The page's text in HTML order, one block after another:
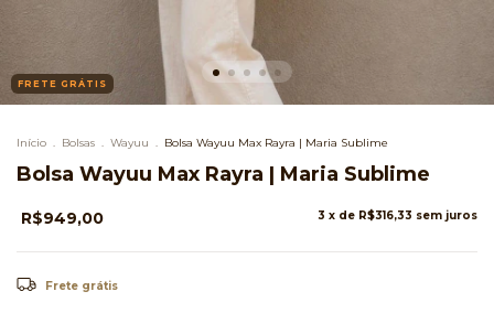
FRETE GRÁTIS
Início . Bolsas . Wayuu . Bolsa Wayuu Max Rayra | Maria Sublime
Bolsa Wayuu Max Rayra | Maria Sublime
R$949,00 3 x de R$316,33 sem juros
Frete grátis